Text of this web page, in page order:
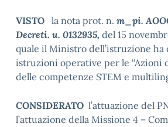
VISTO la nota prot. n. m_pi.
Decreti. u. 0132935, del 15
quale il Ministro dell’istruzione ha
istruzioni operative per le “Azioni
delle competenze STEM e
CONSIDERATO l’attuazione del
l’attuazione della Missione 4 –